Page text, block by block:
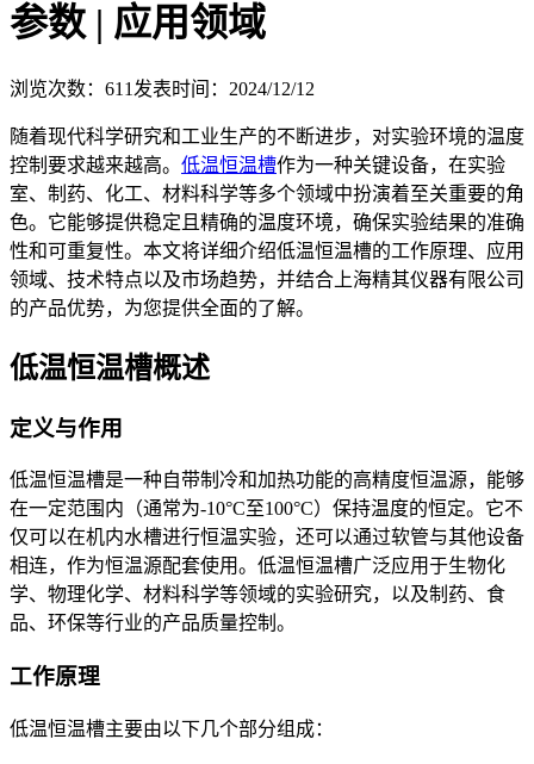
参数 | 应用领域
浏览次数： 611 发表时间：2024/12/12
随着现代科学研究和工业生产的不断进步，对实验环境的温度
控制要求越来越高。 低温恒温槽作为一种关键设备，在实验
室、制药、化工、材料科学等多个领域中扮演着至关重要的角
色。它能够提供稳定且精确的温度环境，确保实验结果的准确
性和可重复性。本文将详细介绍低温恒温槽的工作原理、应用
领域、技术特点以及市场趋势，并结合上海精其仪器有限公司
的产品优势，为您提供全面的了解。
低温恒温槽概述
定义与作用
低温恒温槽是一种自带制冷和加热功能的高精度恒温源，能够
在一定范围内（通常为-10°C至100°C）保持温度的恒定。它不
仅可以在机内水槽进行恒温实验，还可以通过软管与其他设备
相连，作为恒温源配套使用。低温恒温槽广泛应用于生物化
学、物理化学、材料科学等领域的实验研究，以及制药、食
品、环保等行业的产品质量控制。
工作原理
低温恒温槽主要由以下几个部分组成：